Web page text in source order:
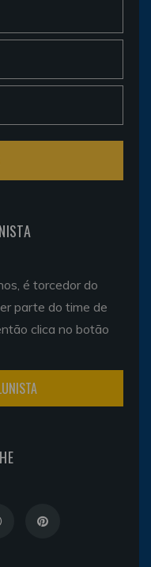
é torcedor do
parte do time de
clica no botão